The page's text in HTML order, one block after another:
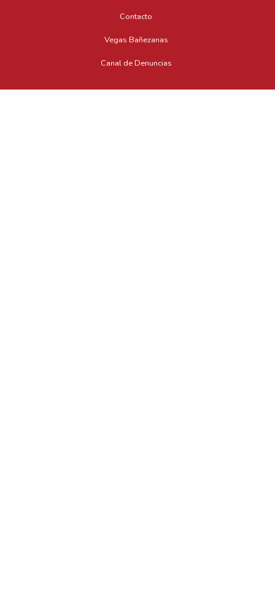
Contacto
Vegas Bañezanas
Canal de Denuncias